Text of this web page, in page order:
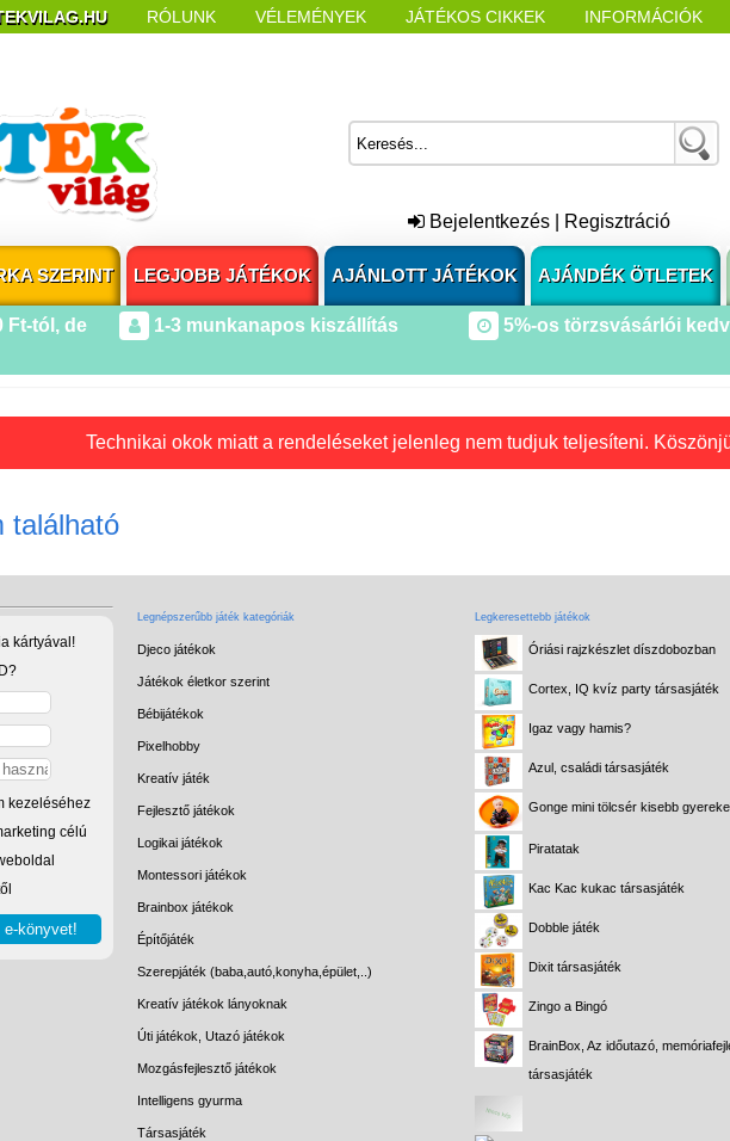
RÓLUNK VÉLEMÉNYEK JÁTÉKOS CIKKEK INFORMÁCIÓK
Bejelentkezés Regisztráció
SZERINT LEGJOBB JÁTÉKOK AJÁNLOTT JÁTÉKOK AJÁNDÉK ÖTLETEK
Ft-tól, de
1-3 munkanapos kiszállítás 5%-os törzsvásárlói
Technikai okok miatt a rendeléseket jelenleg nem tudjuk teljesíteni.
található
kártyával!
kezeléséhez
célú
Legnépszerűbb játék kategóriák
Djeco játékok
Játékok életkor szerint
Bébijátékok
Pixelhobby
Kreatív játék
Fejlesztő játékok
Logikai játékok
Montessori játékok
Brainbox játékok
Építőjáték
Szerepjáték (baba,autó,konyha,épület,..)
Kreatív játékok lányoknak
Úti játékok, Utazó játékok
Mozgásfejlesztő játékok
Intelligens gyurma
Társasjáték
Legkeresettebb játékok
Óriási rajzkészlet díszdobozban
Cortex, IQ kvíz party társasjáték
Igaz vagy hamis?
Azul, családi társasjáték
Gonge mini tölcsér kisebb
Piratatak
Kac Kac kukac társasjáték
Dobble játék
Dixit társasjáték
Zingo a Bingó
BrainBox, Az időutazó,
társasjáték